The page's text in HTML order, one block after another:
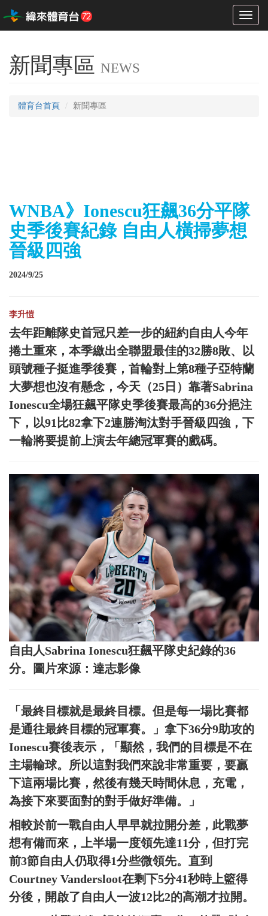
Toggle
新聞專區 NEWS
體育台首頁 新聞專區
WNBA》Ionescu狂飆36分平隊
史季後賽紀錄 自由人橫掃夢想
晉級四強
2024/9/25
李升愷
去年距離隊史首冠只差一步的紐約自由人今年
捲土重來，本季繳出全聯盟最佳的32勝8敗、以
頭號種子挺進季後賽，首輪對上第8種子亞特蘭
大夢想也沒有懸念，今天（25日）靠著Sabrina
Ionescu全場狂飆平隊史季後賽最高的36分挹注
下，以91比82拿下2連勝淘汰對手晉級四強，下
一輪將要提前上演去年總冠軍賽的戲碼。
自由人Sabrina Ionescu狂飆平隊史紀錄的36
分。圖片來源：達志影像
「最終目標就是最終目標。但是每一場比賽都
是通往最終目標的冠軍賽。」拿下36分9助攻的
Ionescu賽後表示，「顯然，我們的目標是不在
主場輸球。所以這對我們來說非常重要，要贏
下這兩場比賽，然後有幾天時間休息，充電，
為接下來要面對的對手做好準備。」
相較於前一戰自由人早早就拉開分差，此戰夢
想有備而來，上半場一度領先達11分，但打完
前3節自由人仍取得1分些微領先。直到
Courtney Vandersloot在剩下5分41秒時上籃得
分後，開啟了自由人一波12比2的高潮才拉開。